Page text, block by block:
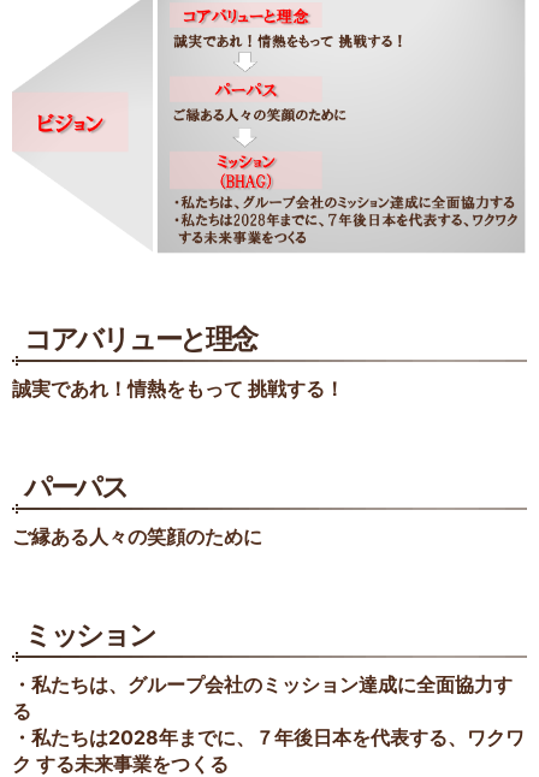
コアバリューと理念
誠実であれ！情熱をもって 挑戦する！
パーパス
ご縁ある人々の笑顔のために
ミッション
・私たちは、グループ会社のミッション達成に全面協力す
る
・私たちは2028年までに、７年後日本を代表する、ワクワ
ク する未来事業をつくる
電子公告 IRカレンダー
Ambihone株式会社
アルバイト採用
個人情報保護方針
カスタマーハラスメントに対する基
サイトマップ